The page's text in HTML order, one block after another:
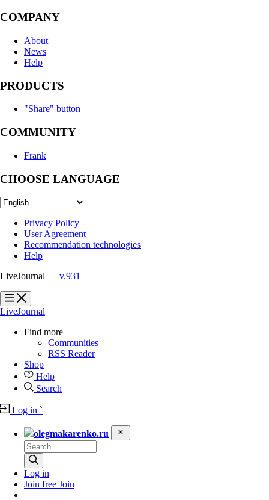
COMPANY
About
News
Help
PRODUCTS
"Share" button
COMMUNITY
Frank
CHOOSE LANGUAGE
Privacy Policy
User Agreement
Recommendation technologies
Help
LiveJournal — v.931
?
?
LiveJournal
Find more
Communities
RSS Reader
Shop
Help
Search
Log in `
olegmakarenko.ru
Log in
Join free Join